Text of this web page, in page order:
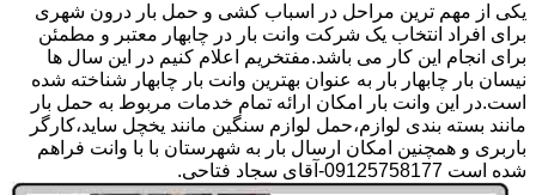
یکی از مهم ترین مراحل در اسباب کشی و حمل بار درون شهری
برای افراد انتخاب یک شرکت وانت بار در چابهار معتبر و مطمئن
برای انجام این کار می باشد.مفتخریم اعلام کنیم در این سال ها
نیسان بار چابهار بار به عنوان بهترین وانت بار چابهار شناخته شده
است.در این وانت بار امکان ارائه تمام خدمات مربوط به حمل بار
مانند بسته بندی لوازم،حمل لوازم سنگین مانند یخچل ساید،کارگر
باربری و همچنین امکان ارسال بار به شهرستان با با وانت فراهم
شده است 09125758177-آقای سجاد فتاحی.